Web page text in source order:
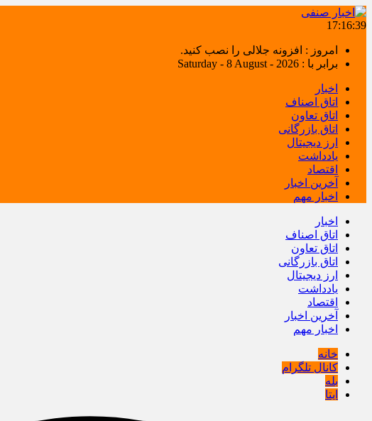
17:16:40
امروز : افزونه جلالی را نصب کنید.
برابر با : Saturday - 8 August - 2026
اخبار
اتاق اصناف
اتاق تعاون
اتاق بازرگانی
ارز دیجیتال
یادداشت
اقتصاد
آخرین اخبار
اخبار مهم
اخبار
اتاق اصناف
اتاق تعاون
اتاق بازرگانی
ارز دیجیتال
یادداشت
اقتصاد
آخرین اخبار
اخبار مهم
خانه
کانال تلگرام
بله
ایتا